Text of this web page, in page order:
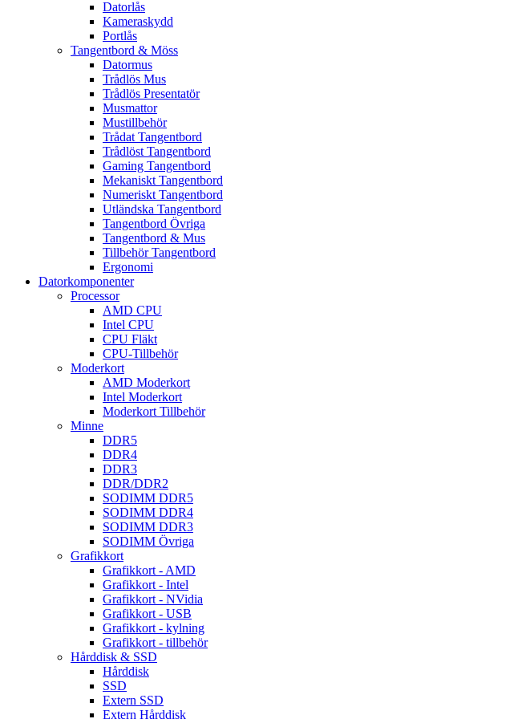
Datorlås
Kameraskydd
Portlås
Tangentbord & Möss
Datormus
Trådlös Mus
Trådlös Presentatör
Musmattor
Mustillbehör
Trådat Tangentbord
Trådlöst Tangentbord
Gaming Tangentbord
Mekaniskt Tangentbord
Numeriskt Tangentbord
Utländska Tangentbord
Tangentbord Övriga
Tangentbord & Mus
Tillbehör Tangentbord
Ergonomi
Datorkomponenter
Processor
AMD CPU
Intel CPU
CPU Fläkt
CPU-Tillbehör
Moderkort
AMD Moderkort
Intel Moderkort
Moderkort Tillbehör
Minne
DDR5
DDR4
DDR3
DDR/DDR2
SODIMM DDR5
SODIMM DDR4
SODIMM DDR3
SODIMM Övriga
Grafikkort
Grafikkort - AMD
Grafikkort - Intel
Grafikkort - NVidia
Grafikkort - USB
Grafikkort - kylning
Grafikkort - tillbehör
Hårddisk & SSD
Hårddisk
SSD
Extern SSD
Extern Hårddisk